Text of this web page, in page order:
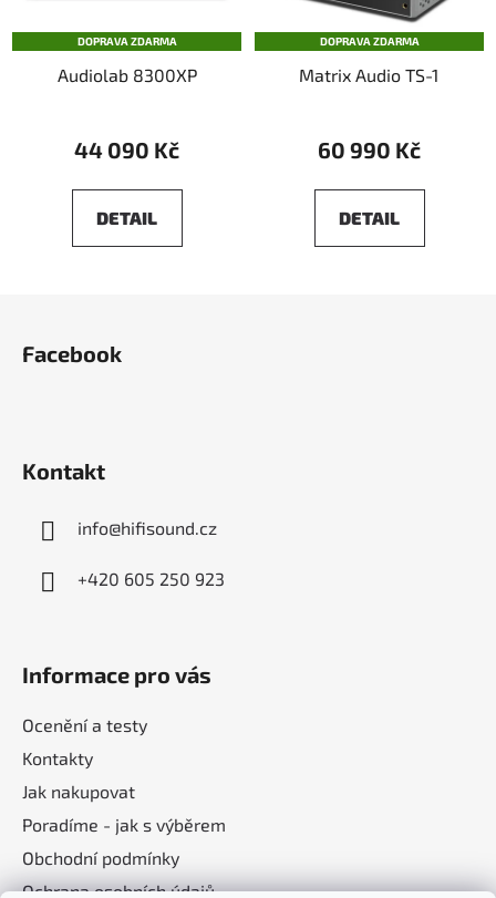
DOPRAVA ZDARMA
Audiolab 8300XP
44 090 Kč
DETAIL
DOPRAVA ZDARMA
Matrix Audio TS-1
60 990 Kč
DETAIL
Facebook
Kontakt
info@hifisound.cz
+420 605 250 923
Informace pro vás
Ocenění a testy
Kontakty
Jak nakupovat
Poradíme - jak s výběrem
Obchodní podmínky
Ochrana osobních údajů